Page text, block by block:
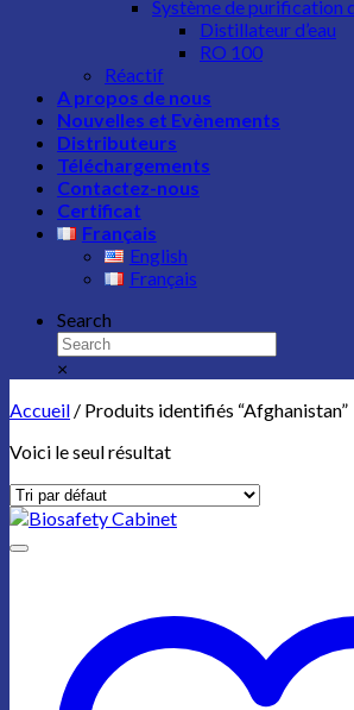
Système de purification
Distillateur d’eau
RO 100
Réactif
A propos de nous
Nouvelles et Evènements
Distributeurs
Téléchargements
Contactez-nous
Certificat
Français
English
Français
Search
×
Accueil / Produits identifiés “Afghanistan”
Voici le seul résultat